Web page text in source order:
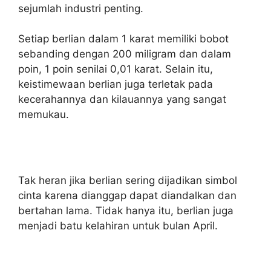
sejumlah industri penting.
Setiap berlian dalam 1 karat memiliki bobot
sebanding dengan 200 miligram dan dalam
poin, 1 poin senilai 0,01 karat. Selain itu,
keistimewaan berlian juga terletak pada
kecerahannya dan kilauannya yang sangat
memukau.
Tak heran jika berlian sering dijadikan simbol
cinta karena dianggap dapat diandalkan dan
bertahan lama. Tidak hanya itu, berlian juga
menjadi batu kelahiran untuk bulan April.